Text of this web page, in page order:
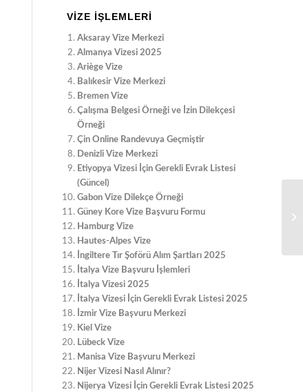
VIZE İŞLEMLERI
Aksaray Vize Merkezi
Almanya Vizesi 2025
Ariège Vize
Balıkesir Vize Merkezi
Bremen Vize
Çalışma Belgesi Örneği ve İzin Dilekçesi
Örneği
Çin Online Randevuya Geçmiştir
Denizli Vize Merkezi
Etiyopya Vizesi İçin Gerekli Evrak Listesi
(Güncel)
Gabon Vize Dilekçe Örneği
Güney Kore Vize Başvuru Formu
Hamburg Vize
Hautes-Alpes Vize
İngiltere Tır Şoförü Alım Şartları 2025
İtalya Vize Başvuru İşlemleri
İtalya Vizesi 2025
İtalya Vizesi İçin Gerekli Evrak Listesi 2025
İzmir Vize Başvuru Merkezi
Kiel Vize
Lübeck Vize
Manisa Vize Başvuru Merkezi
Nijer Vizesi Nasıl Alınır?
Nijerya Vizesi İçin Gerekli Evrak Listesi 2025